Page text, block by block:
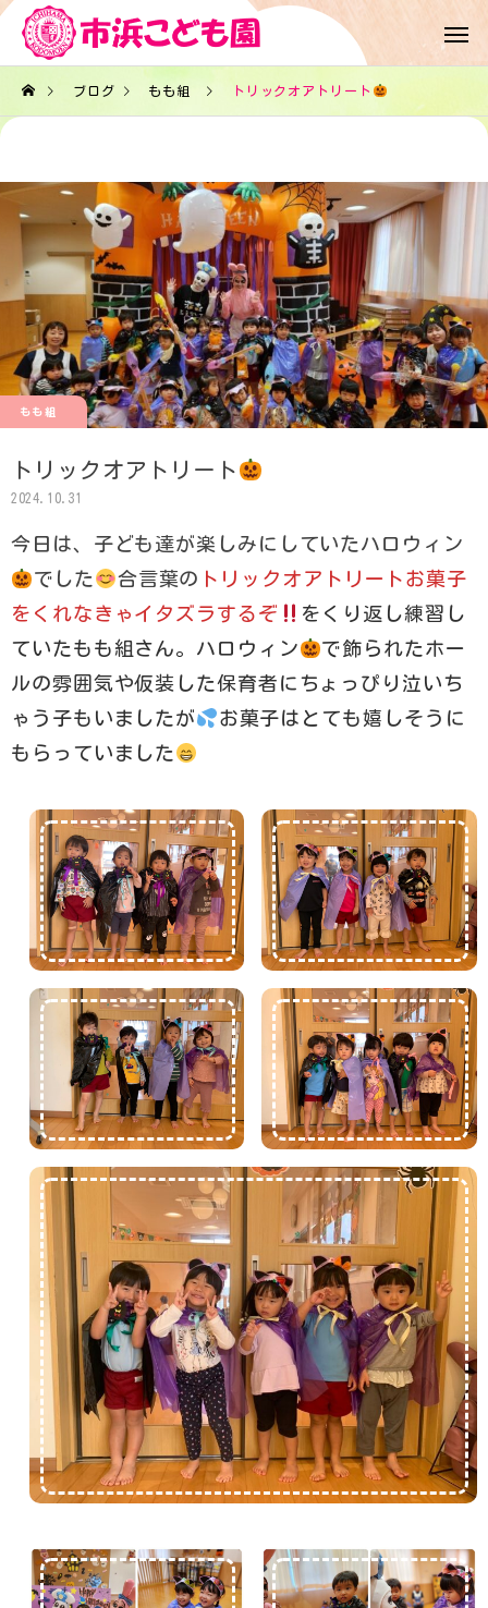
ブログ もも組 トリックオアトリート
もも組
トリックオアトリート
2024.10.31
今日は、子ども達が楽しみにしていたハロウィン
でした
合言葉の トリックオアトリートお菓子
をくれなきゃイタズラするぞ
をくり返し練習し
ていたもも組さん。ハロウィン
で飾られたホー
ルの雰囲気や仮装した保育者にちょっぴり泣いち
ゃう子もいましたが
お菓子はとても嬉しそうに
もらっていました